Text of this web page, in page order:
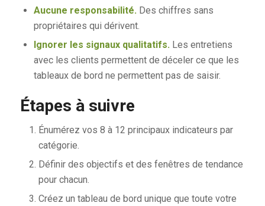
Aucune responsabilité.Des chiffres sans
propriétaires qui dérivent.
Ignorer les signaux qualitatifs.Les entretiens
avec les clients permettent de déceler ce que les
tableaux de bord ne permettent pas de saisir.
Étapes à suivre
Énumérez vos 8 à 12 principaux indicateurs par
catégorie.
Définir des objectifs et des fenêtres de tendance
pour chacun.
Créez un tableau de bord unique que toute votre